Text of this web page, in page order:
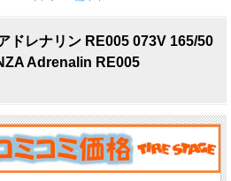
ドレナリン RE005 073V 165/50
Adrenalin RE005